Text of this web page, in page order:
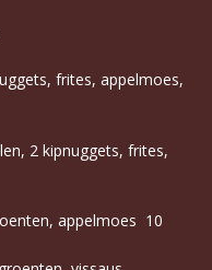
frites, appelmoes,
2 kipnuggets, frites,
appelmoes 10